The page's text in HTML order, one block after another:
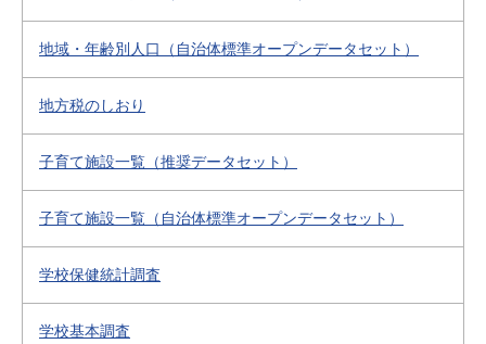
地域・年齢別人口（自治体標準オープンデータセット）
地方税のしおり
子育て施設一覧（推奨データセット）
子育て施設一覧（自治体標準オープンデータセット）
学校保健統計調査
学校基本調査